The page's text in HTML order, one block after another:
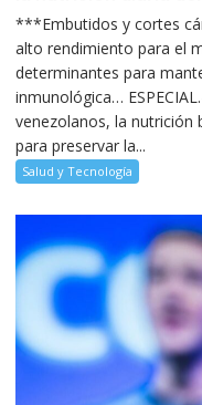
***Embutidos y cortes
alto rendimiento para el
determinantes para
inmunológica…
venezolanos, la nutrición
para preservar la...
Salud y Tecnología